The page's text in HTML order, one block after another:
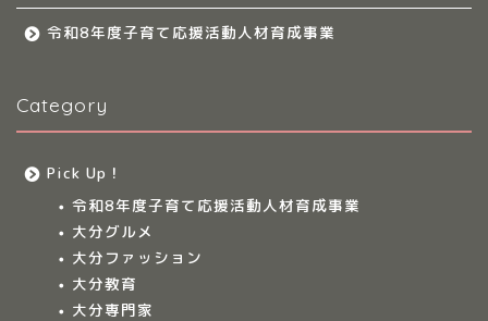
令和8年度子育て応援活動人材育成事業
Category
Pick Up！
令和8年度子育て応援活動人材育成事業
大分グルメ
大分ファッション
大分教育
大分専門家
大分のママ集まれ！